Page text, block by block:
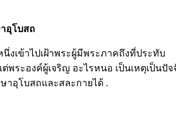
อุโบสถ
เข้าไปเฝ้าพระผู้มีพระภาคถึงที่ประทับ
ระองค์ผู้เจริญ อะไรหนอ เป็นเหตุเป็นปัจ
าอุโบสถและสละกายได้ .